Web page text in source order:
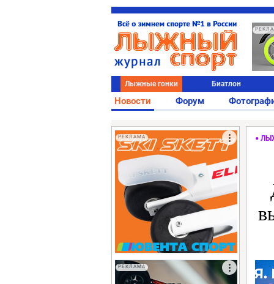
Лыжные гонки Биатлон
Новости Форум
РЕКЛАМА
РЕКЛАМА